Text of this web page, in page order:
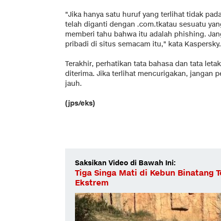
"Jika hanya satu huruf yang terlihat tidak
telah diganti dengan .com.tkatau sesuatu
memberi tahu bahwa itu adalah phishing.
pribadi di situs semacam itu," kata Kaspersky.
Terakhir, perhatikan tata bahasa dan tata
diterima. Jika terlihat mencurigakan, jangan
jauh.
(jps/eks)
Saksikan Video di Bawah Ini:
Tiga Singa Mati di Kebun Binatang
Ekstrem